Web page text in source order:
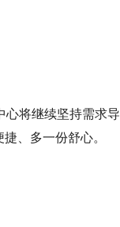
心将继续坚持需求导
、多一份舒心。